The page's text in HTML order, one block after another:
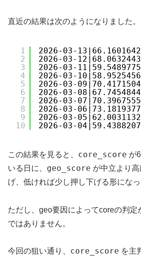
直近の結果は次のようになりました。
1
2
3
4
5
6
7
8
9
10
2026-03-
2026-03-
2026-03-
2026-03-
2026-03-
2026-03-
2026-03-
2026-03-
2026-03-
2026-03-
この結果を見ると、 core_score が
いる日に、 geo_score が中立より
げ、低ければ少し押し下げる形になっ
ただし、geo要因によってcoreの判定
ではありません。
今回の狙い通り、 core_score を主